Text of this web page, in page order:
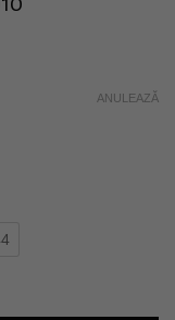
ANULEAZĂ